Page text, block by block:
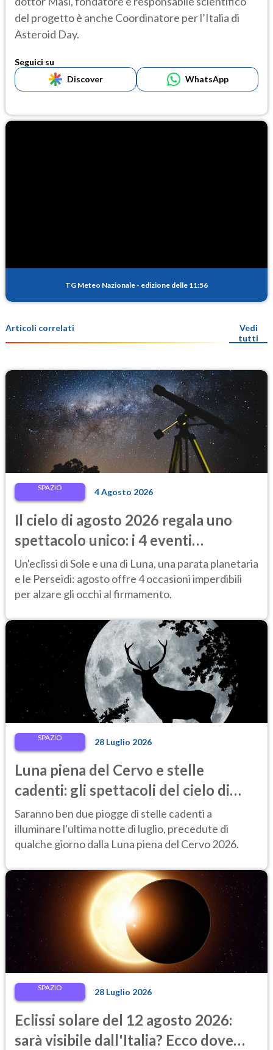
del progetto è anche Coordinatore per l’Italia di
Asteroid Day.
Seguici su
Discover
WhatsApp
TG Meteo Nazionale - edizione delle 11:56
Articoli correlati
Vedi
tutti
SPAZIO 4 Agosto 2026
Il cielo di agosto 2026 regala uno
spettacolo unico: i 4 eventi
astronomici da vedere
Un'eclissi di Sole e una di Luna, una parata planetaria
e le Perseidi: agosto offre 4 occasioni imperdibili
per alzare gli occhi al firmamento.
SPAZIO 28 Luglio 2026
Luna piena del Cervo e stelle
cadenti: gli spettacoli del cielo di
fine luglio 2026 da non perdere
Saranno ben due piogge di stelle cadenti a
illuminare l'ultima notte di luglio, precedute di
qualche giorno dalla Luna piena del Cervo 2026.
SPAZIO 28 Luglio 2026
Eclissi solare del 12 agosto 2026:
sarà visibile dall'Italia? Ecco dove